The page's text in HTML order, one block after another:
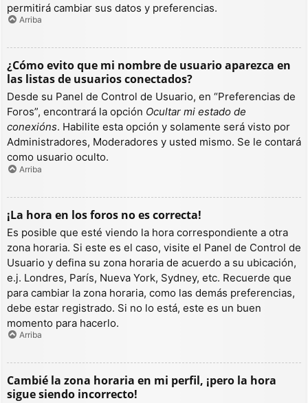
permitirá cambiar sus datos y preferencias.
Arriba
¿Cómo evito que mi nombre de usuario aparezca en
las listas de usuarios conectados?
Desde su Panel de Control de Usuario, en “Preferencias de
Foros”, encontrará la opción Ocultar mi estado de
conexións. Habilite esta opción y solamente será visto por
Administradores, Moderadores y usted mismo. Se le contará
como usuario oculto.
Arriba
¡La hora en los foros no es correcta!
Es posible que esté viendo la hora correspondiente a otra
zona horaria. Si este es el caso, visite el Panel de Control de
Usuario y defina su zona horaria de acuerdo a su ubicación,
e.j. Londres, París, Nueva York, Sydney, etc. Recuerde que
para cambiar la zona horaria, como las demás preferencias,
debe estar registrado. Si no lo está, este es un buen
momento para hacerlo.
Arriba
Cambié la zona horaria en mi perfil, ¡pero la hora
sigue siendo incorrecto!